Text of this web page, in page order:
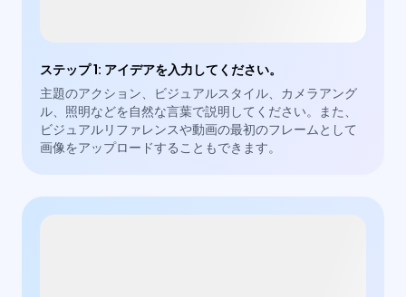
ステップ 1: アイデアを入力してください。
主題のアクション、ビジュアルスタイル、カメラアング
ル、照明などを自然な言葉で説明してください。また、
ビジュアルリファレンスや動画の最初のフレームとして
画像をアップロードすることもできます。